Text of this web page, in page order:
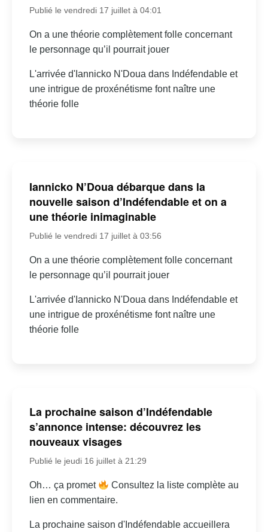
Publié le vendredi 17 juillet à 04:01
On a une théorie complètement folle concernant
le personnage qu’il pourrait jouer
L'arrivée d'Iannicko N'Doua dans Indéfendable et
une intrigue de proxénétisme font naître une
théorie folle
Iannicko N’Doua débarque dans la
nouvelle saison d’Indéfendable et on a
une théorie inimaginable
Publié le vendredi 17 juillet à 03:56
On a une théorie complètement folle concernant
le personnage qu’il pourrait jouer
L'arrivée d'Iannicko N'Doua dans Indéfendable et
une intrigue de proxénétisme font naître une
théorie folle
La prochaine saison d’Indéfendable
s’annonce intense: découvrez les
nouveaux visages
Publié le jeudi 16 juillet à 21:29
Oh… ça promet
Consultez la liste complète au
lien en commentaire.
La prochaine saison d'Indéfendable accueillera